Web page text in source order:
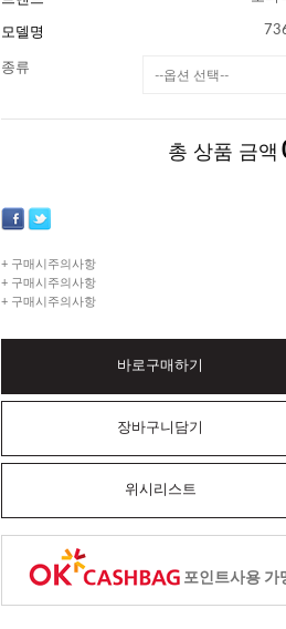
모델명
종류
총 상품 금액
+ 구매시주의사항
+ 구매시주의사항
+ 구매시주의사항
바로구매하기
장바구니담기
위시리스트
포인트사용 가